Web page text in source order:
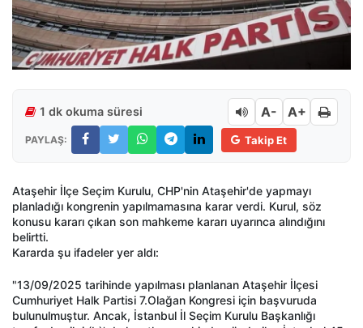
1 dk okuma süresi A- A+
PAYLAŞ: Takip Et
Ataşehir İlçe Seçim Kurulu, CHP'nin Ataşehir'de yapmayı
planladığı kongrenin yapılmamasına karar verdi. Kurul, söz
konusu kararı çıkan son mahkeme kararı uyarınca alındığını
belirtti.
Kararda şu ifadeler yer aldı:
"13/09/2025 tarihinde yapılması planlanan Ataşehir İlçesi
Cumhuriyet Halk Partisi 7.Olağan Kongresi için başvuruda
bulunulmuştur. Ancak, İstanbul İl Seçim Kurulu Başkanlığı